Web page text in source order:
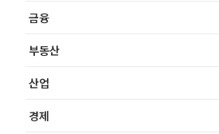
금융
부동산
산업
경제